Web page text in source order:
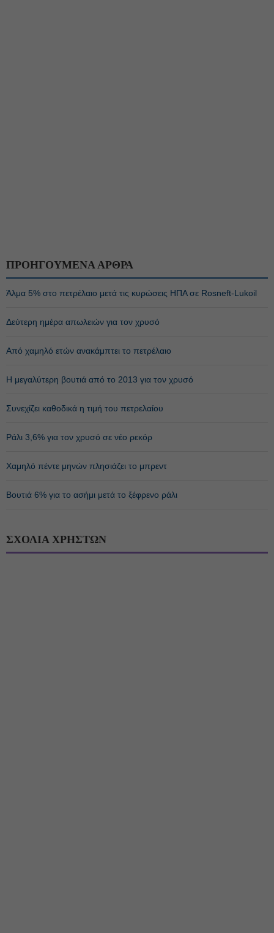
ΠΡΟΗΓΟΥΜΕΝΑ ΑΡΘΡΑ
Άλμα 5% στο πετρέλαιο μετά τις κυρώσεις ΗΠΑ σε Rosneft-Lukoil
Δεύτερη ημέρα απωλειών για τον χρυσό
Από χαμηλό ετών ανακάμπτει το πετρέλαιο
Η μεγαλύτερη βουτιά από το 2013 για τον χρυσό
Συνεχίζει καθοδικά η τιμή του πετρελαίου
Ράλι 3,6% για τον χρυσό σε νέο ρεκόρ
Χαμηλό πέντε μηνών πλησιάζει το μπρεντ
Βουτιά 6% για το ασήμι μετά το ξέφρενο ράλι
ΣΧΟΛΙΑ ΧΡΗΣΤΩΝ